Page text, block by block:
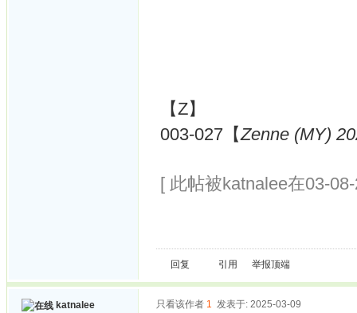
【Z】
003-027【Zenne (MY)
[ 此帖被katnalee在03-
回复 引用 举报顶端
katnalee 只看该作者 1 发表于: 2025-03-09